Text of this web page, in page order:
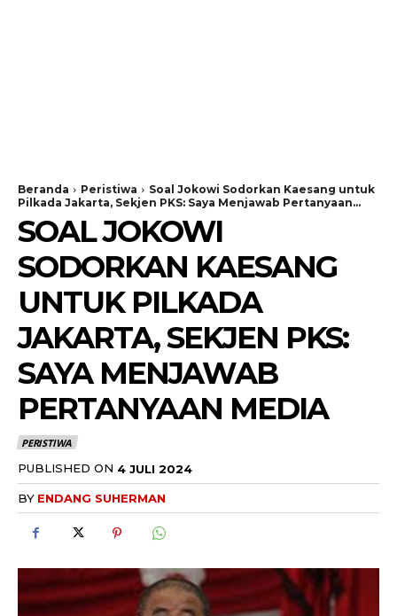
Beranda Peristiwa
Soal Jokowi Sodorkan Kaesang untuk
Pilkada Jakarta, Sekjen PKS: Saya Menjawab Pertanyaan...
SOAL JOKOWI
SODORKAN KAESANG
UNTUK PILKADA
JAKARTA, SEKJEN PKS:
SAYA MENJAWAB
PERTANYAAN MEDIA
PERISTIWA
PUBLISHED ON 4 JULI 2024
BY ENDANG SUHERMAN